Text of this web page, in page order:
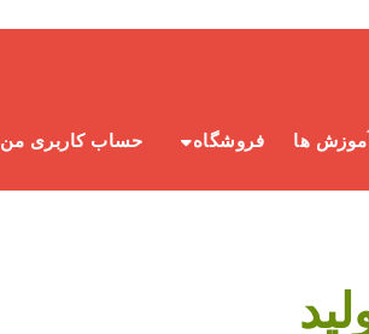
ها فروشگاه حساب کاربری من